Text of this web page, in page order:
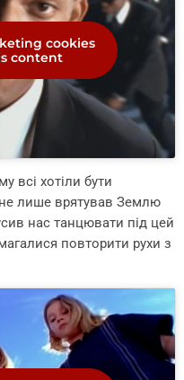
cookies
content
всі хотіли бути
лише врятував Землю
нас танцювати під цей
повторити рухи з